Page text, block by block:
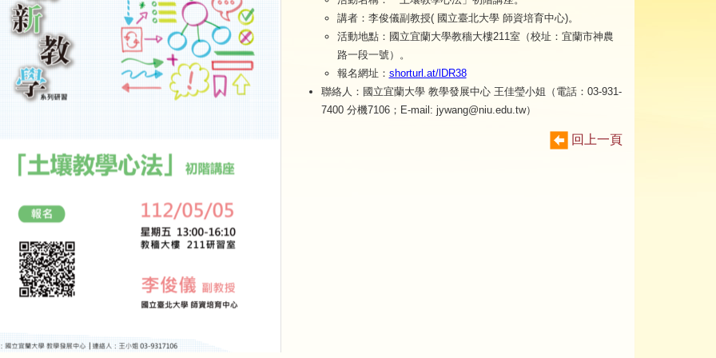
講者：李俊儀副教授( 國立臺北大學 師資培育中心)。
活動地點：國立宜蘭大學教穡大樓211室（校址：宜蘭市神農
路一段一號）。
報名網址： shorturl.at/lDR38
聯絡人：國立宜蘭大學 教學發展中心 王佳瑩小姐（電話：03-931-
7400 分機7106；E-mail: jywang@niu.edu.tw）
回上一頁